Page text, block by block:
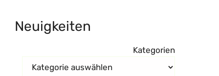
Neuigkeiten
Kategorien